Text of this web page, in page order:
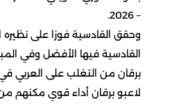
– 2026.
وحقق القادسية فوزا على نظيره
القادسية فيها الأفضل وفي
برقان من التغلب على العربي
لاعبو برقان أداء قوي مكنهم من